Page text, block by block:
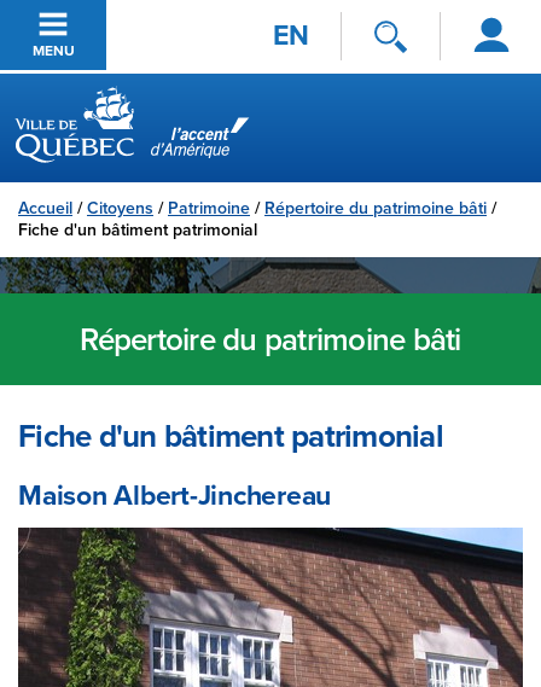
Passer au contenu principal
MENU EN
Se
connecter
Ville de Québec
Accueil /Citoyens / Patrimoine / Répertoire du patrimoine bâti /
Fiche d'un bâtiment patrimonial
Répertoire du patrimoine bâti
Fiche d'un bâtiment patrimonial
Maison Albert-Jinchereau